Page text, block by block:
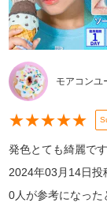
モアコンユ
★★★★★
発色とても綺麗です
2024年03月14日投
0人が参考になっ